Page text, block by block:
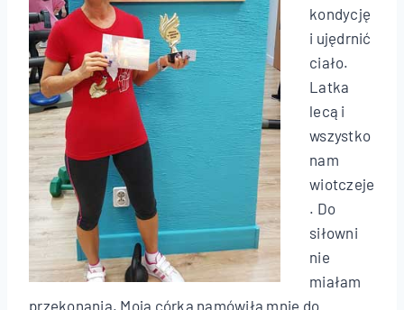
kondycję
i ujędrnić
ciało.
Latka
lecą i
wszystko
nam
wiotczeje
. Do
siłowni
nie
miałam
przekonania. Moja córka namówiła mnie do